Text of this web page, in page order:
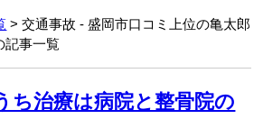
> 交通事故 - 盛岡市口コミ上位の亀太郎
記事一覧
ち治療は病院と整骨院の